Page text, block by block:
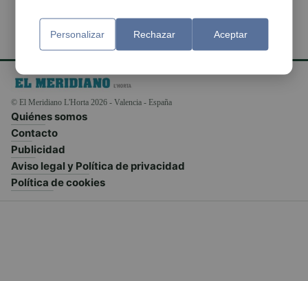
© El Meridiano L'Horta 2026 - Valencia - España
Quiénes somos
Contacto
Publicidad
Aviso legal y Política de privacidad
Política de cookies
Personalizar Rechazar Aceptar